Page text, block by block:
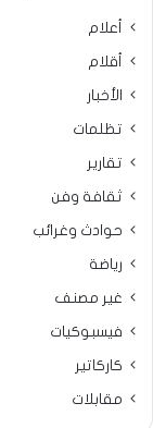
أعلام
أقلام
الأخبار
تظلمات
تقارير
ثقافة وفن
حوادث وغرائب
رياضة
غير مصنف
فيسبوكيات
كاركاتير
مقابلات